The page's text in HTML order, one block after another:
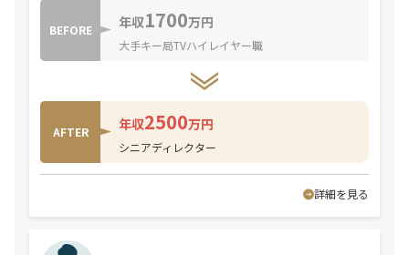
BEFORE 年収1700万円
大手キー局TVハイレイヤー職
AFTER 年収2500万円
シニアディレクター
詳細を見る